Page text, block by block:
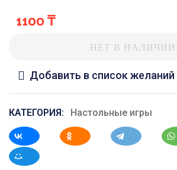
1100₸
НЕТ В НАЛИЧИИ
Добавить в список желаний
КАТЕГОРИЯ: Настольные игры